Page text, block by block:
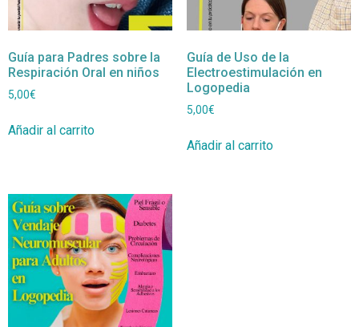
Guía para Padres sobre la
Respiración Oral en niños
5,00€
Añadir al carrito
Guía de Uso de la
Electroestimulación en
Logopedia
5,00€
Añadir al carrito